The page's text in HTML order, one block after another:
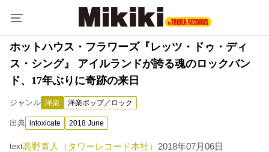
ホットハウス・フラワーズ『レッツ・ドゥ・ディ
ス・シング』 アイルランドが誇る魂のロックバン
ド、17年ぶりに奇跡の来日
ジャンル 洋楽 洋楽ポップ／ロック
出典 intoxicate 2018 June
text高野直人（タワーレコード本社） 2018年07月06日